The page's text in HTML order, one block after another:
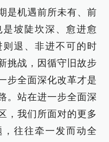
是机遇前所未有、前
坡陡坎深、愈进愈
退、非进不可的时
挑战，因循守旧故步
步全面深化改革才是
。站在进一步全面深
，我们所面对的更多
往往牵一发而动全